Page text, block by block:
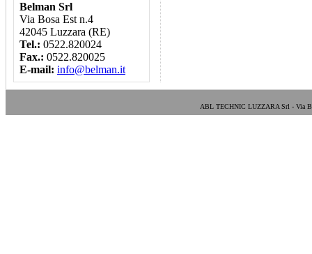
Belman Srl
Via Bosa Est n.4
42045 Luzzara (RE)
Tel.: 0522.820024
Fax.: 0522.820025
E-mail: info@belman.it
ABL TECHNIC LUZZARA Srl - Via